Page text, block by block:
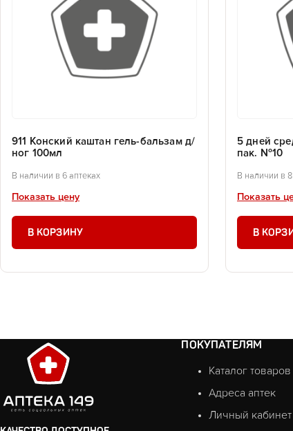
911 Конский каштан гель-бальзам д/
ног 100мл
В наличии в 6 аптеках
Показать цену
В КОРЗИНУ
5 дней
пак. №10
В наличии в
Показать
В
ПОКУПАТЕЛЯМ
Каталог товаров
Адреса аптек
Личный кабинет